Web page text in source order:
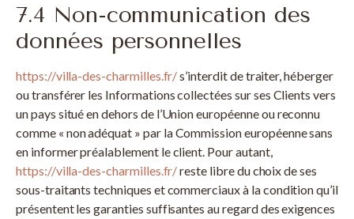
7.4 Non-communication des
données personnelles
https://villa-des-charmilles.fr/s’interdit de traiter, héberger
ou transférer les Informations collectées sur ses Clients vers
un pays situé en dehors de l’Union européenne ou reconnu
comme « non adéquat » par la Commission européenne sans
en informer préalablement le client. Pour autant,
https://villa-des-charmilles.fr/reste libre du choix de ses
sous-traitants techniques et commerciaux à la condition qu’il
présentent les garanties suffisantes au regard des exigences